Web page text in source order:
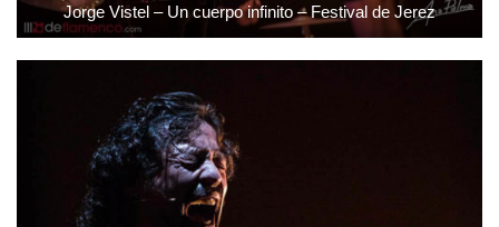
Jorge Vistel – Un cuerpo infinito – Festival de Jerez